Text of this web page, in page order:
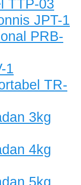
TTP-03
JPT-1
PRB-
1
TR-
3kg
4kg
5kg